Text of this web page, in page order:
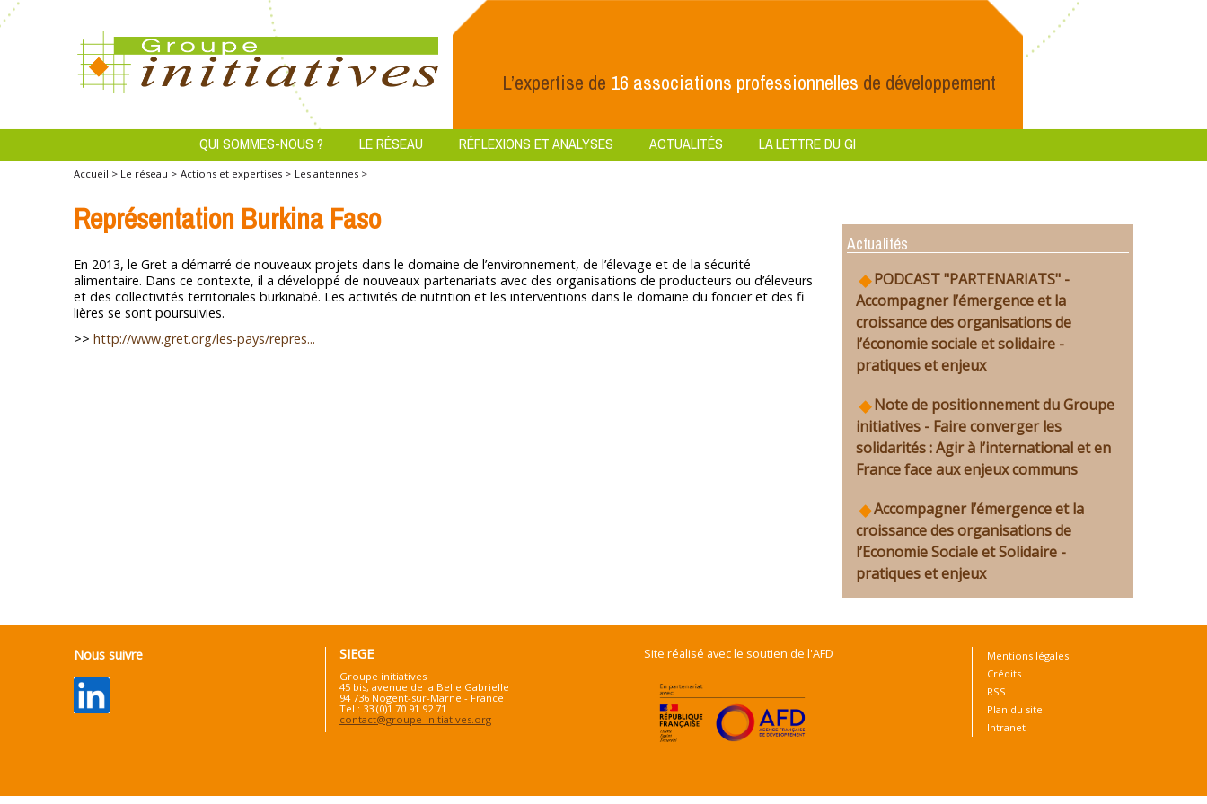
L’expertise de 16 associations professionnelles de développement
QUI SOMMES-NOUS ? LE RÉSEAU RÉFLEXIONS ET ANALYSES ACTUALITÉS LA LETTRE DU GI
Accueil > Le réseau > Actions et expertises > Les antennes >
Représentation Burkina Faso
En 2013, le Gret a démarré de nouveaux projets dans le domaine de l’environnement, de l’élevage et de la sécurité
alimentaire. Dans ce contexte, il a développé de nouveaux partenariats avec des organisations de producteurs ou d’éleveurs
et des collectivités territoriales burkinabé. Les activités de nutrition et les interventions dans le domaine du foncier et des fi
lières se sont poursuivies.
>> http://www.gret.org/les-pays/repres...
Actualités
PODCAST "PARTENARIATS" -
Accompagner l’émergence et la
croissance des organisations de
l’économie sociale et solidaire -
pratiques et enjeux
Note de positionnement du Groupe
initiatives - Faire converger les
solidarités : Agir à l’international et en
France face aux enjeux communs
Accompagner l’émergence et la
croissance des organisations de
l’Economie Sociale et Solidaire -
pratiques et enjeux
Nous suivre SIEGE
Groupe initiatives
45 bis, avenue de la Belle Gabrielle
94 736 Nogent-sur-Marne - France
Tel : 33 (0)1 70 91 92 71
contact@groupe-initiatives.org
Site réalisé avec le soutien de l'AFD
Mentions légales
Crédits
RSS
Plan du site
Intranet